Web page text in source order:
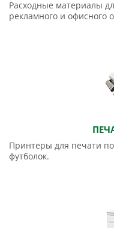
Расходные материалы
рекламного и офисного
Принтеры для печати
футболок.